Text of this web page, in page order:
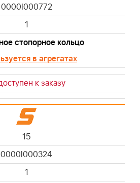
0000I000772
1
стопорное кольцо
в агрегатах
к заказу
15
0000I000324
1